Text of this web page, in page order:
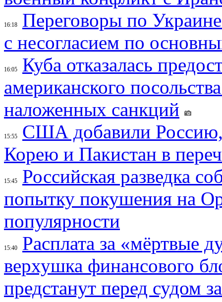
16:18
Переговоры по
с несогласием по
16:05
Куба отказалась
американского
наложенных санкций
15:55
США добавили
Корею и Пакистан в
15:45
Российская разведка
попытку покушения на
популярности
15:40
Расплата за «мёртвые
верхушка финансового
предстанут перед судом